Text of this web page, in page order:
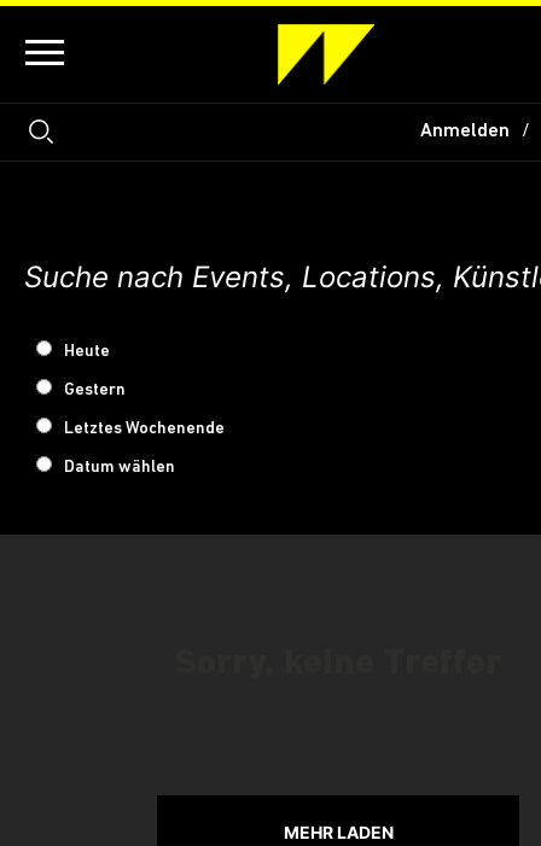
Anmelden
Heute
Gestern
Letztes Wochenende
Datum wählen
MEHR LADEN